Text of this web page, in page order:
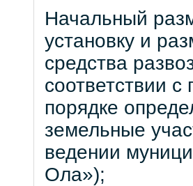
Начальный
установку и
средства
соответствии
порядке
земельные
ведении
Ола»);